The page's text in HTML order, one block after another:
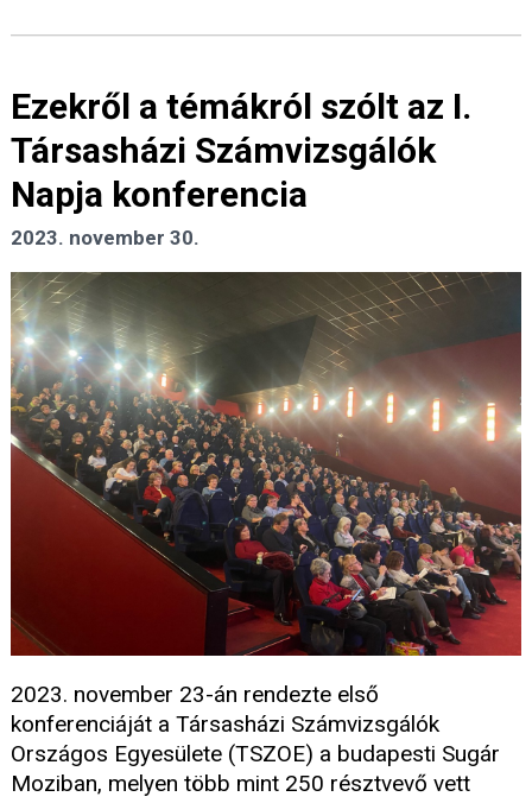
Ezekről a témákról szólt az I.
Társasházi Számvizsgálók
Napja konferencia
2023. november 30.
2023. november 23-án rendezte első
konferenciáját a Társasházi Számvizsgálók
Országos Egyesülete (TSZOE) a budapesti Sugár
Moziban, melyen több mint 250 résztvevő vett